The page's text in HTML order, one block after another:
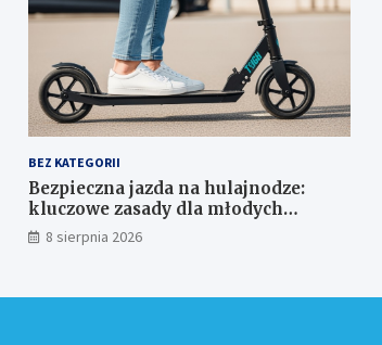
BEZ KATEGORII
Bezpieczna jazda na hulajnodze:
kluczowe zasady dla młodych
użytkowników
8 sierpnia 2026